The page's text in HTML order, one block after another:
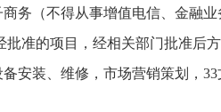
务（不得从事增值电信、金融
批准的项目，经相关部门批准后
安装、维修，市场营销策划，